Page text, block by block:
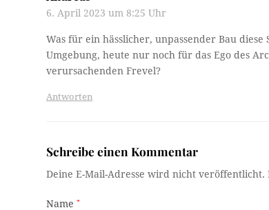
6. April 2023 um 8:25 Uhr
Was für ein hässlicher, unpassender Bau
Umgebung, heute nur noch für das Ego des
verursachenden Frevel?
Antworten
Schreibe einen Kommentar
Deine E-Mail-Adresse wird nicht veröffentlicht.
Name*